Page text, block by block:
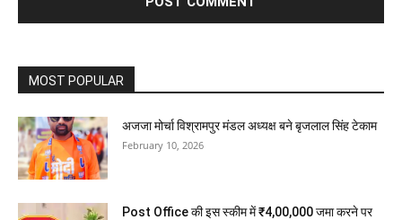
MOST POPULAR
अजजा मोर्चा विश्रामपुर मंडल अध्यक्ष बने बृजलाल सिंह टेकाम
February 10, 2026
Post Office की इस स्कीम में ₹4,00,000 जमा करने पर